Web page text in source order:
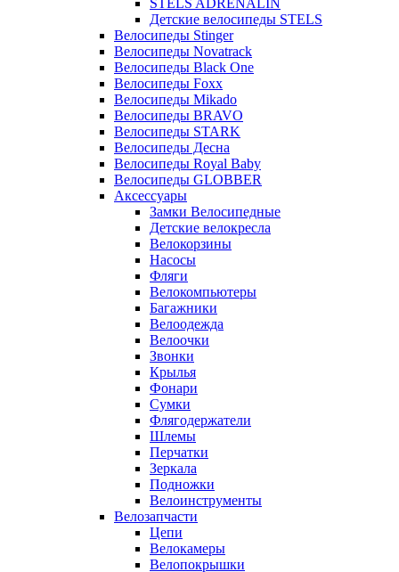
STELS ADRENALIN
Детские велосипеды STELS
Велосипеды Stinger
Велосипеды Novatrack
Велосипеды Black One
Велосипеды Foxx
Велосипеды Mikado
Велосипеды BRAVO
Велосипеды STARK
Велосипеды Десна
Велосипеды Royal Baby
Велосипеды GLOBBER
Аксессуары
Замки Велосипедные
Детские велокресла
Велокорзины
Насосы
Фляги
Велокомпьютеры
Багажники
Велоодежда
Велоочки
Звонки
Крылья
Фонари
Сумки
Флягодержатели
Шлемы
Перчатки
Зеркала
Подножки
Велоинструменты
Велозапчасти
Цепи
Велокамеры
Велопокрышки